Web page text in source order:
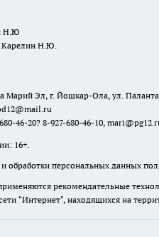
Н.Ю
Карелин Н.Ю.
Марий Эл, г. Йошкар-Ола, ул.
46-20? 8-927-680-46-10,
16+.
обработки персональных данных
рекомендательные
"Интернет", находящихся на